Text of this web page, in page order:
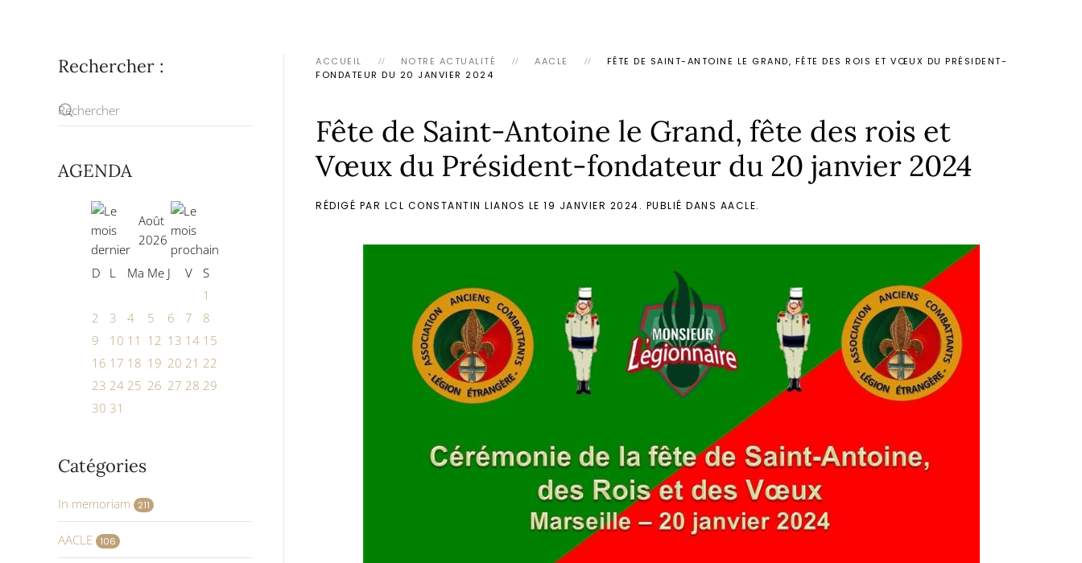
ACCUEIL NOTRE ACTUALITÉ AACLE
FÊTE DE SAINT-ANTOINE LE GRAND, FÊTE DES ROIS ET VŒUX DU PRÉSIDENT-
FONDATEUR DU 20 JANVIER 2024
Fête de Saint-Antoine le Grand, fête des rois et
Vœux du Président-fondateur du 20 janvier 2024
RÉDIGÉ PAR LCL CONSTANTIN LIANOS LE 19 JANVIER 2024. PUBLIÉ DANS AACLE.
Rechercher :
AGENDA
Août
2026
D L Ma Me J V
S
1
2
3 4 5 6 7
8
9
10 11 12 13 14 15
16 17 18 19 20 21 22
23 24 25 26 27 28 29
30 31
Catégories
In memoriam 211
AACLE 106